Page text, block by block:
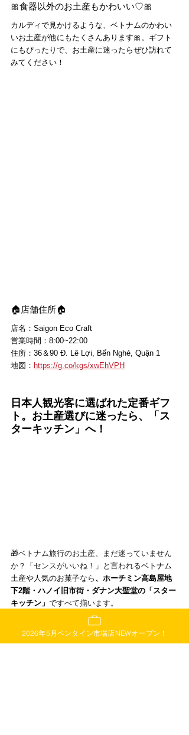
🎀食器以外のお土産もかわいい♡🎀
カルディで見かけるような、ベトナムのかわい
いお土産が他にもたくさんあります🎀。ギフト
にもぴったりで、お土産に迷ったらぜひ訪れて
みてください！
🏠店舗住所🏠
店名：Saigon Eco Craft
営業時間：8:00~22:00
住所：36＆90 Đ. Lê Lợi, Bến Nghé, Quận 1
地図： https://g.co/kgs/xwEhVPH
日本人観光客に選ばれた定番ギフ
ト。お土産選びに迷ったら、「ス
ターキッチン」へ！
🎁ベトナム旅行のお土産、まだ迷っていません
か？「センスがいいね！」と言われるベトナム
土産や人気のお菓子なら 、ホーチミン高島屋地
下2階・ハノイ旧市街・ダナン大聖堂の「スター
キッチン」 ですべて揃います。
✔ 軽くて、常温OK・ばらまきやすい
2026年5月ベンタイン市場店NEWオープン！